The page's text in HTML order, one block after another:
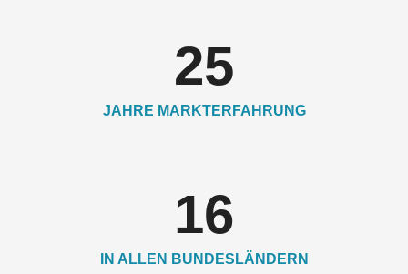
25
JAHRE MARKTERFAHRUNG
16
IN ALLEN BUNDESLÄNDERN